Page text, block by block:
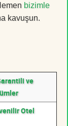
bizimle
kavuşun.
ve
Otel